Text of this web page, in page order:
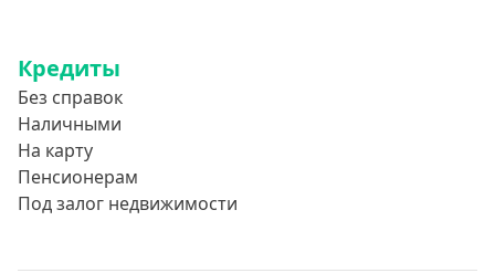
Кредиты
Без справок
Наличными
На карту
Пенсионерам
Под залог недвижимости